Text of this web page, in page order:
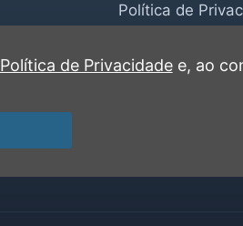
Política de
Contato
Política de Privacidadee, ao